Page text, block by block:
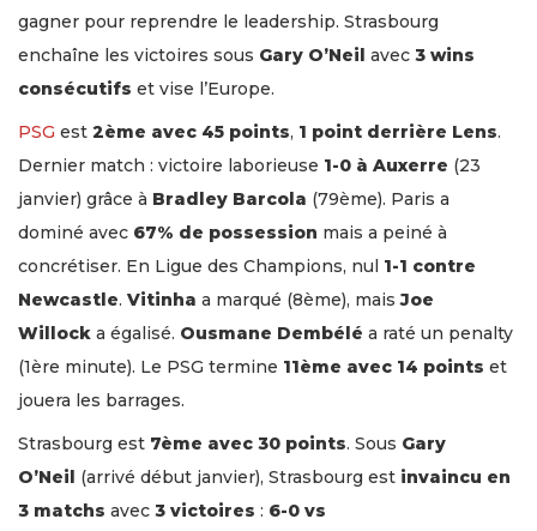
gagner pour reprendre le leadership. Strasbourg
enchaîne les victoires sous Gary O’Neil avec 3 wins
consécutifs et vise l’Europe.
PSG est 2ème avec 45 points, 1 point derrière Lens.
Dernier match : victoire laborieuse 1-0 à Auxerre (23
janvier) grâce à Bradley Barcola (79ème). Paris a
dominé avec 67% de possession mais a peiné à
concrétiser. En Ligue des Champions, nul 1-1 contre
Newcastle. Vitinha a marqué (8ème), maisJoe
Willock a égalisé. Ousmane Dembélé a raté un penalty
(1ère minute). Le PSG termine 11ème avec 14 points et
jouera les barrages.
Strasbourg est 7ème avec 30 points. Sous Gary
O’Neil (arrivé début janvier), Strasbourg est invaincu en
3 matchs avec 3 victoires : 6-0 vs